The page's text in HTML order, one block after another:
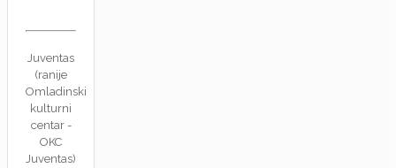
Juventas
(ranije
Omladinski
kulturni
centar -
OKC
Juventas)